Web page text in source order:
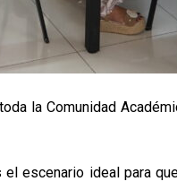
la Comunidad
el escenario ideal para